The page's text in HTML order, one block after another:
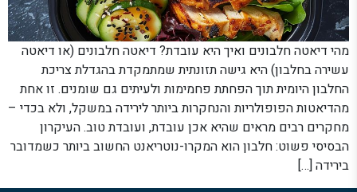
מהי דיאטה חלבונים ואיך היא עובדת? דיאטה חלבונים (או דיאטה
עשירה בחלבון) היא גישה תזונתית שמתמקדת בהגדלת צריכת
החלבון היומית תוך הפחתת פחמימות ולעיתים גם שומנים. זו אחת
מהדיאטות הפופולריות והנחקרות ביותר לירידה במשקל, ולא בכדי –
מחקרים רבים מראים שהיא אכן עובדת, ועובדת טוב. העיקרון
הבסיסי פשוט: חלבון הוא המקרו-נוטריאנט החשוב ביותר כשמדובר
בירידה […]